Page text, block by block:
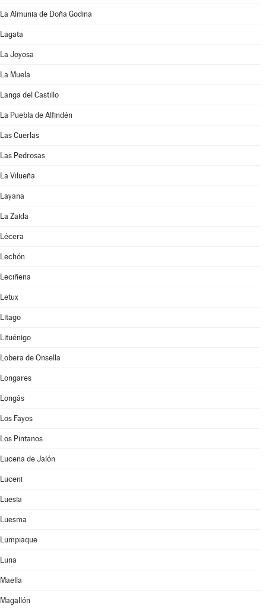
La Almunia de Doña Godina
Lagata
La Joyosa
La Muela
Langa del Castillo
La Puebla de Alfindén
Las Cuerlas
Las Pedrosas
La Vilueña
Layana
La Zaida
Lécera
Lechón
Leciñena
Letux
Litago
Lituénigo
Lobera de Onsella
Longares
Longás
Los Fayos
Los Pintanos
Lucena de Jalón
Luceni
Luesia
Luesma
Lumpiaque
Luna
Maella
Magallón